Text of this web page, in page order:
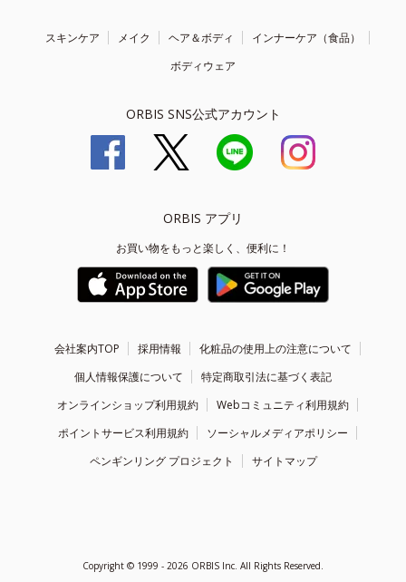
スキンケア メイク ヘア＆ボディ
インナーケア（食品）
ボディウェア
ORBIS SNS公式アカウント
ORBIS アプリ
お買い物をもっと楽しく、便利に！
会社案内TOP 採用情報
化粧品の使用上の注意について
個人情報保護について
特定商取引法に基づく表記
オンラインショップ利用規約
Webコミュニティ利用規約
ポイントサービス利用規約
ソーシャルメディアポリシー
ペンギンリング プロジェクト
サイトマップ
Copyright © 1999 - 2026 ORBIS Inc. All Rights Reserved.